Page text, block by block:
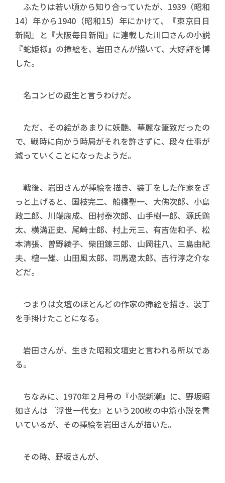
ふたりは若い頃から知り合っていたが、1939（昭和
14）年から1940（昭和15）年にかけて、『東京日日
新聞』と『大阪毎日新聞』に連載した川口さんの小説
『蛇姫様』の挿絵を、岩田さんが描いて、大好評を博
した。
名コンビの誕生と言うわけだ。
ただ、その絵があまりに妖艶、華麗な筆致だったの
で、戦時に向かう時局がそれを許さずに、段々仕事が
減っていくことになったようだ。
戦後、岩田さんが挿絵を描き、装丁をした作家をざ
っと上げると、国枝完二、船橋聖一、大佛次郎、小島
政二郎、川端康成、田村泰次郎、山手樹一郎、源氏鶏
太、横溝正史、尾崎士郎、村上元三、有吉佐和子、松
本清張、曽野綾子、柴田錬三郎、山岡荘八、三島由紀
夫、檀一雄、山田風太郎、司馬遼太郎、吉行淳之介な
どだ。
つまりは文壇のほとんどの作家の挿絵を描き、装丁
を手掛けたことになる。
岩田さんが、生きた昭和文壇史と言われる所以であ
る。
ちなみに、1970年２月号の『小説新潮』に、野坂昭
如さんは『浮世一代女』という200枚の中篇小説を書
いているが、その挿絵を岩田さんが描いた。
その時、野坂さんが、